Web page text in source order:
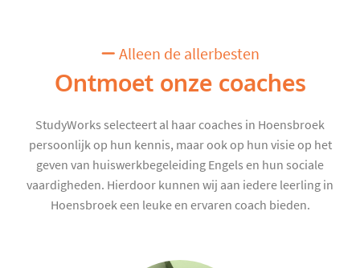
Alleen de allerbesten
Ontmoet onze coaches
StudyWorks selecteert al haar coaches in Hoensbroek
persoonlijk op hun kennis, maar ook op hun visie op het
geven van huiswerkbegeleiding Engels en hun sociale
vaardigheden. Hierdoor kunnen wij aan iedere leerling in
Hoensbroek een leuke en ervaren coach bieden.